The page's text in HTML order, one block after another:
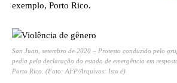
exemplo, Porto Rico.
San Juan, setembro de 2020 – Protesto conduzido pelo
pedia pela declaração do estado de emergência em
Porto Rico. (Foto: AFP/Arquivos: Isto é)